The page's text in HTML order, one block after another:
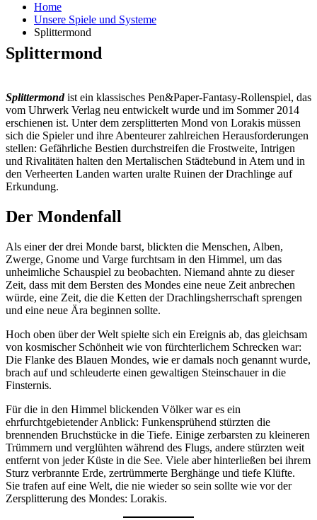
Home
Unsere Spiele und Systeme
Splittermond
Splittermond
Splittermondist ein klassisches Pen&Paper-Fantasy-Rollenspiel, das
vom Uhrwerk Verlag neu entwickelt wurde und im Sommer 2014
erschienen ist. Unter dem zersplitterten Mond von Lorakis müssen
sich die Spieler und ihre Abenteurer zahlreichen Herausforderungen
stellen: Gefährliche Bestien durchstreifen die Frostweite, Intrigen
und Rivalitäten halten den Mertalischen Städtebund in Atem und in
den Verheerten Landen warten uralte Ruinen der Drachlinge auf
Erkundung.
Der Mondenfall
Als einer der drei Monde barst, blickten die Menschen, Alben,
Zwerge, Gnome und Varge furchtsam in den Himmel, um das
unheimliche Schauspiel zu beobachten. Niemand ahnte zu dieser
Zeit, dass mit dem Bersten des Mondes eine neue Zeit anbrechen
würde, eine Zeit, die die Ketten der Drachlingsherrschaft sprengen
und eine neue Ära beginnen sollte.
Hoch oben über der Welt spielte sich ein Ereignis ab, das gleichsam
von kosmischer Schönheit wie von fürchterlichem Schrecken war:
Die Flanke des Blauen Mondes, wie er damals noch genannt wurde,
brach auf und schleuderte einen gewaltigen Steinschauer in die
Finsternis.
Für die in den Himmel blickenden Völker war es ein
ehrfurchtgebietender Anblick: Funkensprühend stürzten die
brennenden Bruchstücke in die Tiefe. Einige zerbarsten zu kleineren
Trümmern und verglühten während des Flugs, andere stürzten weit
entfernt von jeder Küste in die See. Viele aber hinterließen bei ihrem
Sturz verbrannte Erde, zertrümmerte Berghänge und tiefe Klüfte.
Sie trafen auf eine Welt, die nie wieder so sein sollte wie vor der
Zersplitterung des Mondes: Lorakis.